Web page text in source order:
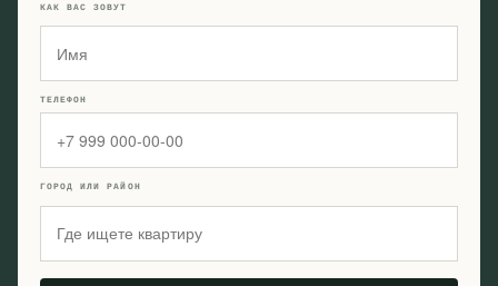
КАК ВАС ЗОВУТ
ТЕЛЕФОН
ГОРОД ИЛИ РАЙОН